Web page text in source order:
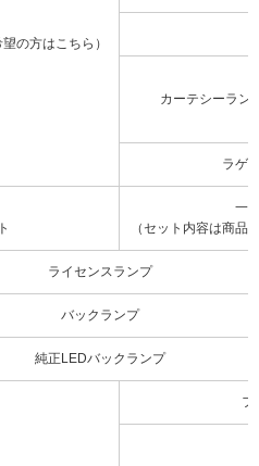
の方はこちら）
カーテシーラン
ラゲ
一
（セット内容は商品
ライセンスランプ
バックランプ
純正LEDバックランプ
フ